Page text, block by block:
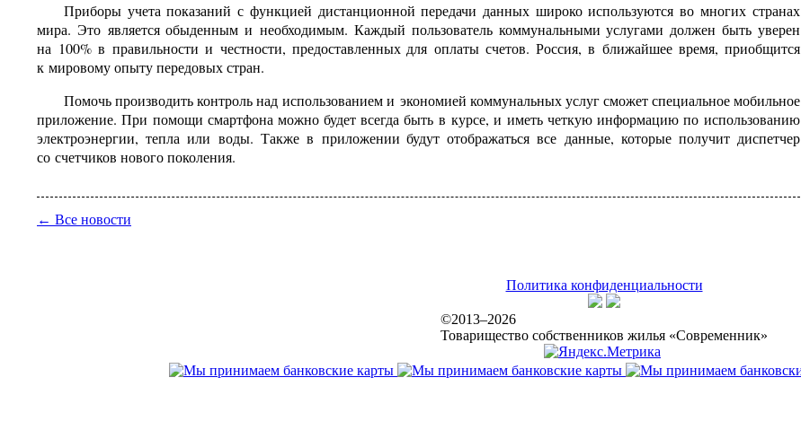
Приборы учета показаний с функцией дистанционной передачи данных широко используются во многих странах
мира. Это является обыденным и необходимым. Каждый пользователь коммунальными услугами должен быть уверен
на 100% в правильности и честности, предоставленных для оплаты счетов. Россия, в ближайшее время, приобщится
к мировому опыту передовых стран.
Помочь производить контроль над использованием и экономией коммунальных услуг сможет специальное мобильное
приложение. При помощи смартфона можно будет всегда быть в курсе, и иметь четкую информацию по использованию
электроэнергии, тепла или воды. Также в приложении будут отображаться все данные, которые получит диспетчер
со счетчиков нового поколения.
← Все новости
Политика конфиденциальности
©2013–2026
Товарищество собственников жилья «Современник»